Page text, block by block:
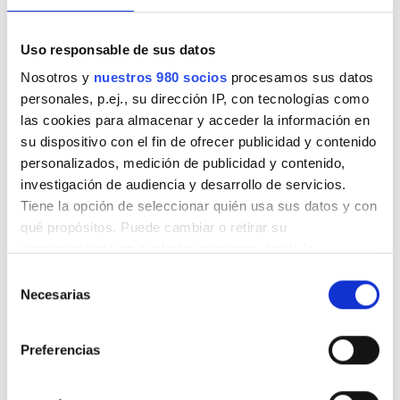
Uso responsable de sus datos
Nosotros y nuestros 980 socios procesamos sus datos
personales, p.ej., su dirección IP, con tecnologías como
las cookies para almacenar y acceder la información en
su dispositivo con el fin de ofrecer publicidad y contenido
personalizados, medición de publicidad y contenido,
investigación de audiencia y desarrollo de servicios.
Tiene la opción de seleccionar quién usa sus datos y con
qué propósitos. Puede cambiar o retirar su
consentimiento.
Obtenga más información sobre cómo se procesan sus
datos personales y establezca sus preferencias en la
Necesarias
Preferencias
marzo 2026 (4)
febrero 2026
enero 2026
noviembre 2025 (6)
septiembre 2025 (2)